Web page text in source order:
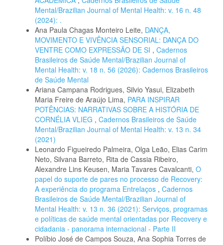
Mental/Brazilian Journal of Mental Health: v. 16 n. 48
(2024): .
Ana Paula Chagas Monteiro Leite, DANÇA,
MOVIMENTO E VIVÊNCIA SENSORIAL: DANÇA DO
VENTRE COMO EXPRESSÃO DE SI , Cadernos
Brasileiros de Saúde Mental/Brazilian Journal of
Mental Health: v. 18 n. 56 (2026): Cadernos Brasileiros
de Saúde Mental
Ariana Campana Rodrigues, Silvio Yasui, Elizabeth
Maria Freire de Araújo Lima, PARA INSPIRAR
POTÊNCIAS: NARRATIVAS SOBRE A HISTÓRIA DE
CORNÉLIA VLIEG , Cadernos Brasileiros de Saúde
Mental/Brazilian Journal of Mental Health: v. 13 n. 34
(2021)
Leonardo Figueiredo Palmeira, Olga Leão, Elias Carim
Neto, Silvana Barreto, Rita de Cassia Ribeiro,
Alexandre Lins Keusen, Maria Tavares Cavalcanti, O
papel do suporte de pares no processo de Recovery:
A experiência do programa Entrelaços , Cadernos
Brasileiros de Saúde Mental/Brazilian Journal of
Mental Health: v. 13 n. 36 (2021): Serviços, programas
e políticas de saúde mental orientadas por Recovery e
cidadania - panorama internacional - Parte II
Políbio José de Campos Souza, Ana Sophia Torres de